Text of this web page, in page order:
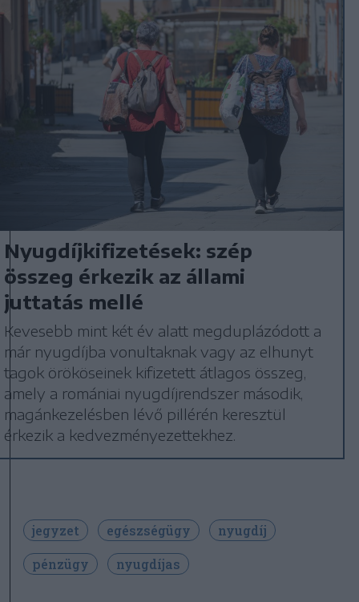
Nyugdíjkifizetések: szép
összeg érkezik az állami
juttatás mellé
Kevesebb mint két év alatt megduplázódott a
már nyugdíjba vonultaknak vagy az elhunyt
tagok örököseinek kifizetett átlagos összeg,
amely a romániai nyugdíjrendszer második,
magánkezelésben lévő pillérén keresztül
érkezik a kedvezményezettekhez.
jegyzet egészségügy
nyugdíj
pénzügy
nyugdíjas